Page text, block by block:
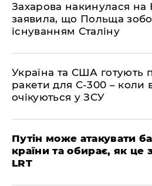
​Захарова накинулася на
заявила, що Польща
існуванням Сталіну
​Україна та США готують
ракети для С-300 – коли
очікуються у ЗСУ
​Путін може атакувати
країни та обирає, як це
LRT